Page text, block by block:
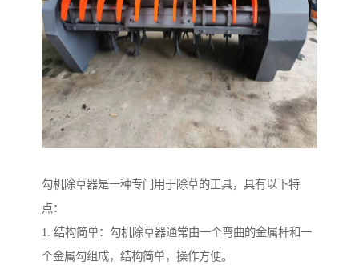
勾机除草器是一种专门用于除草的工具，具有以下特
点：
1. 结构简单：勾机除草器通常由一个弯曲的金属杆和一
个金属勾组成，结构简单，操作方便。